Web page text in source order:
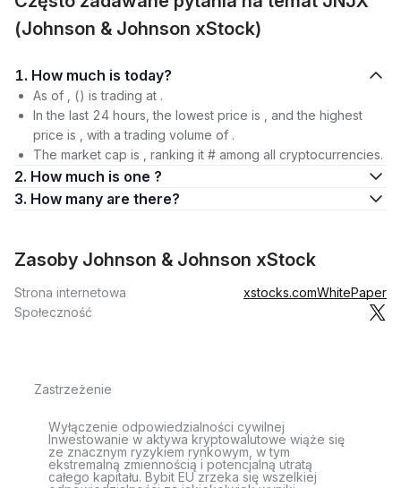
(Johnson & Johnson xStock)
1. How much is today?
As of , () is trading at .
In the last 24 hours, the lowest price is , and the highest
price is , with a trading volume of .
The market cap is , ranking it # among all cryptocurrencies.
2. How much is one ?
3. How many are there?
Zasoby Johnson & Johnson xStock
Strona internetowa xstocks.comWhitePaper
Społeczność
Zastrzeżenie
Wyłączenie odpowiedzialności cywilnej
Inwestowanie w aktywa kryptowalutowe wiąże się
ze znacznym ryzykiem rynkowym, w tym
ekstremalną zmiennością i potencjalną utratą
całego kapitału. Bybit EU zrzeka się wszelkiej